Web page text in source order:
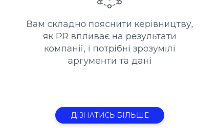
Вам складно пояснити керівництву,
як PR впливає на результати
компанії, і потрібні зрозумілі
аргументи та дані
ДІЗНАТИСЬ БІЛЬШЕ